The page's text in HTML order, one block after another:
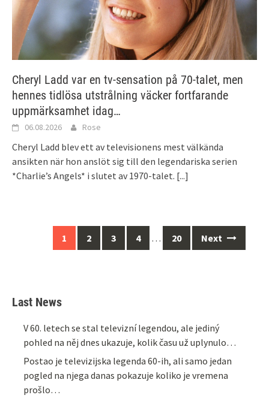
Cheryl Ladd var en tv-sensation på 70-talet, men
hennes tidlösa utstrålning väcker fortfarande
uppmärksamhet idag…
06.08.2026 Rose
Cheryl Ladd blev ett av televisionens mest välkända
ansikten när hon anslöt sig till den legendariska serien
*Charlie’s Angels* i slutet av 1970-talet. [...]
navigation
1 2 3 4 … 20 Next
Last News
V 60. letech se stal televizní legendou, ale jediný
pohled na něj dnes ukazuje, kolik času už uplynulo…
Postao je televizijska legenda 60-ih, ali samo jedan
pogled na njega danas pokazuje koliko je vremena
prošlo…